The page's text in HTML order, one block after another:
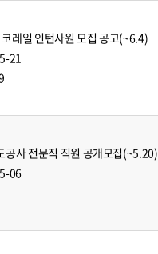
레일 인턴사원 모집 공고(~6.4)
21
공사 전문직 직원 공개모집(~5.20)
06